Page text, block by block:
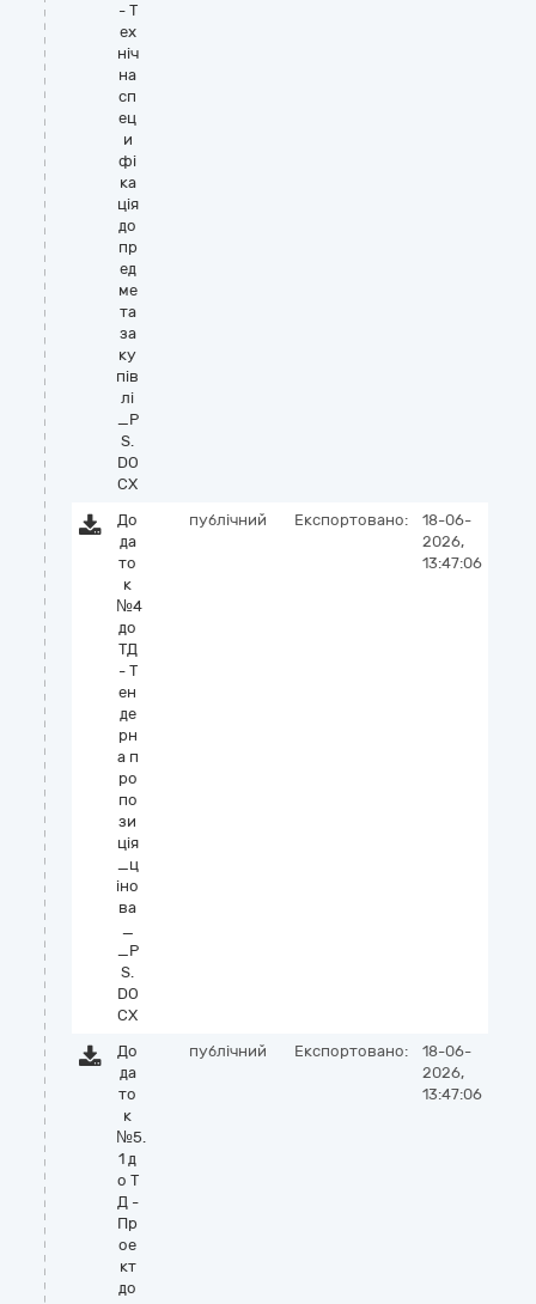
- Т
ех
ніч
на
сп
ец
и
фі
ка
ція
до
пр
ед
ме
та
за
ку
пів
лі
_P
S.
DO
CX
До
да
то
к
№4
до
ТД
- Т
ен
де
рн
а п
ро
по
зи
ція
_ц
іно
ва
_
_P
S.
DO
CX
публічний Експортовано:
18-06-
2026,
13:47:06
До
да
то
к
№5.
1 д
о Т
Д -
Пр
ое
кт
до
публічний Експортовано:
18-06-
2026,
13:47:06